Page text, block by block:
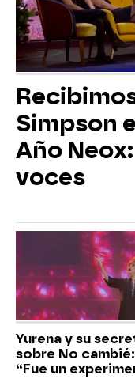
Simpson
Año
voces
Yurena y su
sobre No cambié:
“Fue un